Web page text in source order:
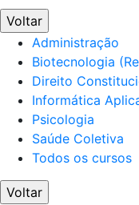
Voltar
Administração
Biotecnologia
Direito
Informática
Psicologia
Saúde Coletiva
Todos os cursos
Voltar